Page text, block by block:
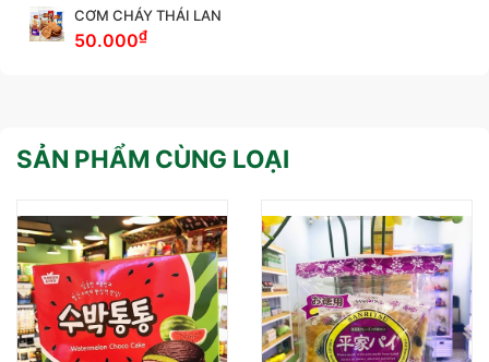
CƠM CHÁY THÁI LAN
50.000₫
SẢN PHẨM CÙNG LOẠI